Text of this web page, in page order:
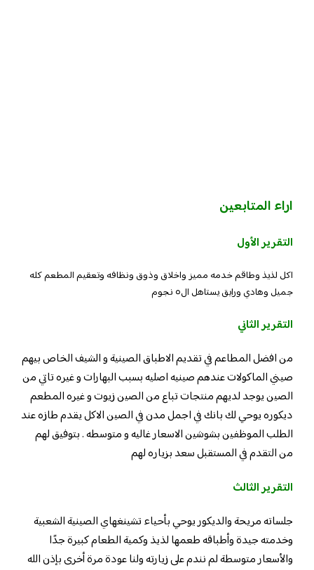
اراء المتابعين
التقرير الأول
اكل لذيذ وطاقم خدمه مميز واخلاق وذوق ونظافه وتعقيم المطعم كله
جميل وهادي ورايق يستاهل ال٥ نجوم
التقرير الثاني
من افضل المطاعم في تقديم الاطباق الصينية و الشيف الخاص بيهم
صيني الماكولات عندهم صينيه اصليه بسبب البهارات و غيره تاتي من
الصين يوجد لديهم منتجات تباع من الصين زيوت و غيره المطعم
ديكوره يوحي لك بانك في اجمل مدن في الصين الاكل يقدم طازه عند
الطلب الموظفين بشوشين الاسعار غاليه و متوسطه . بتوفيق لهم
من التقدم في المستقبل سعد بزياره لهم
التقرير الثالث
جلساته مريحة والديكور يوحي بأحياء تشينغهاي الصينية الشعبية
وخدمته جيدة وأطباقه طعمها لذيذ وكمية الطعام كبيرة جدًا
والأسعار متوسطة لم نندم على زيارته ولنا عودة مرة أخرى بإذن الله